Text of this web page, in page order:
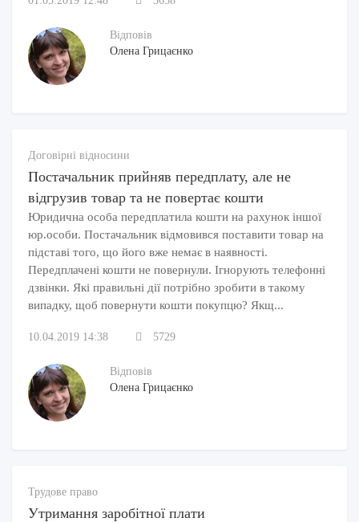
Відповів
Олена Грицаєнко
Договірні відносини
Постачальник прийняв передплату, але не
відгрузив товар та не повертає кошти
Юридична особа передплатила кошти на рахунок іншої
юр.особи. Постачальник відмовився поставити товар на
підставі того, що його вже немає в наявності.
Передплачені кошти не повернули. Ігнорують телефонні
дзвінки. Які правильні дії потрібно зробити в такому
випадку, щоб повернути кошти покупцю? Якщ...
10.04.2019 14:38 5729
Відповів
Олена Грицаєнко
Трудове право
Утримання заробітної плати